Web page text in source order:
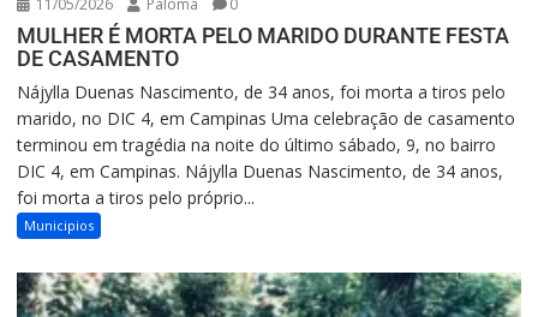
11/05/2026 Paloma 0
MULHER É MORTA PELO MARIDO DURANTE FESTA
DE CASAMENTO
Nájylla Duenas Nascimento, de 34 anos, foi morta a tiros pelo
marido, no DIC 4, em Campinas Uma celebração de casamento
terminou em tragédia na noite do último sábado, 9, no bairro
DIC 4, em Campinas. Nájylla Duenas Nascimento, de 34 anos,
foi morta a tiros pelo próprio...
Municipios